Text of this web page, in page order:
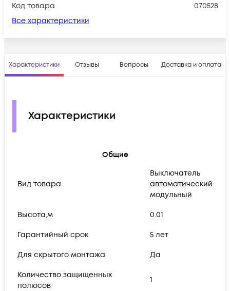
Код товара
070528
Все характеристики
Характеристики Отзывы Вопросы Доставка и оплата
Характеристики
Общие
Вид товара
Выключатель
автоматический
модульный
Высота,м 0.01
Гарантийный срок 5 лет
Для скрытого монтажа Да
Количество защищенных
полюсов
1